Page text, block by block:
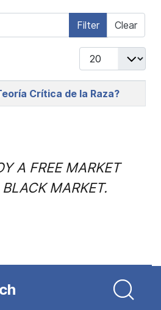
Filter Clear
Display #
Crítica de la Raza?
A FREE MARKET
MARKET.